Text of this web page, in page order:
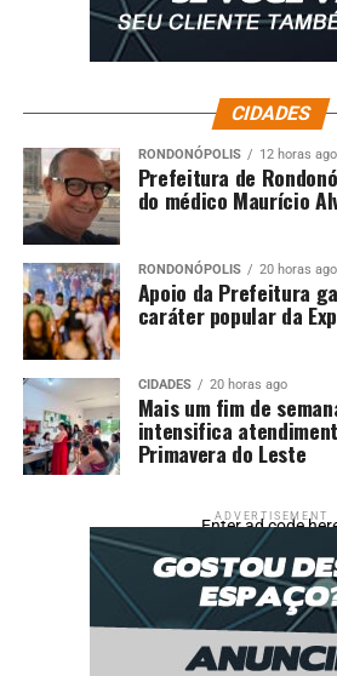
CIDADES
RONDONÓPOLIS 12 horas ago
Prefeitura de
do médico Maurício
RONDONÓPOLIS 20 horas ago
Apoio da Prefeitura
caráter popular da
CIDADES 20 horas ago
Mais um fim de
intensifica
Primavera do Leste
ADVERTISEMENT
Enter ad code